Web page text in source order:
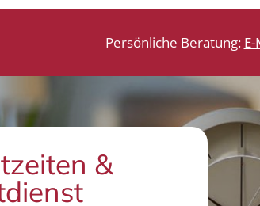
Persönliche Beratung:
&